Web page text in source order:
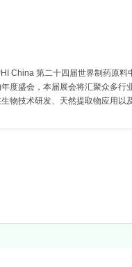
China 第二十四届世界制药原料
度盛会，本届展会将汇聚众多行
物技术研发、天然提取物应用以